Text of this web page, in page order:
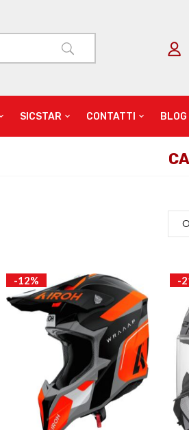
SICSTAR CONTATTI BLOG
-12% -